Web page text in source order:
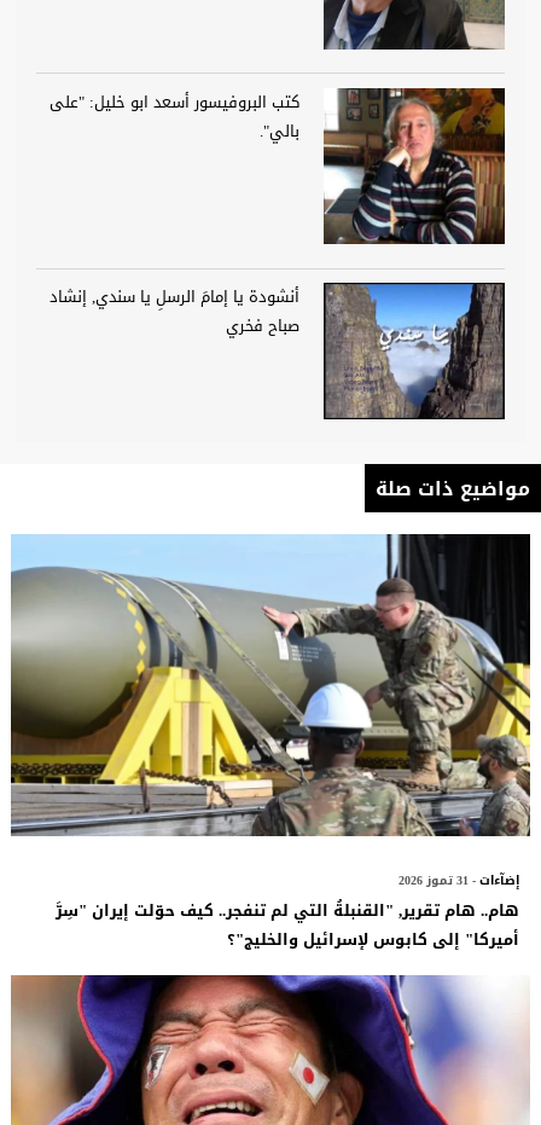
كتب البروفيسور أسعد ابو خليل: "على
بالي".
أنشودة يا إمامَ الرسلِ يا سندي, إنشاد
صباح فخري
مواضيع ذات صلة
إضآءات- 31 تموز 2026
هام.. هام تقرير, "القنبلةُ التي لم تنفجر.. كيف حوّلت إيران "سِرَّ
أميركا" إلى كابوس لإسرائيل والخليج"؟